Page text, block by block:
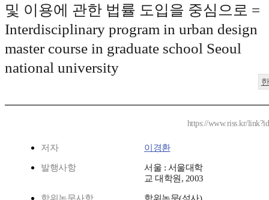
및 이용에 관한 법률 도입을 중심으로 =
Interdisciplinary program in urban design
master course in graduate school Seoul
national university
https://www.riss.kr/
저자 이경환
발행사항
서울 : 서울대학
교 대학원, 2003